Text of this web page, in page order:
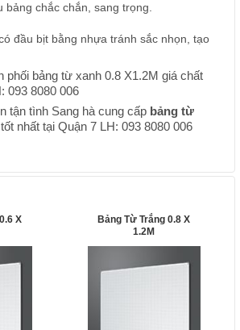
bảng chắc chắn, sang trọng.
đầu bịt bằng nhựa tránh sắc nhọn, tạo
phối bảng từ xanh 0.8 X1.2M giá chất
093 8080 006
tận tình Sang hà cung cấp bảng từ
nhất tại Quận 7 LH: 093 8080 006
X
Bảng Từ Trắng 0.8 X
1.2M